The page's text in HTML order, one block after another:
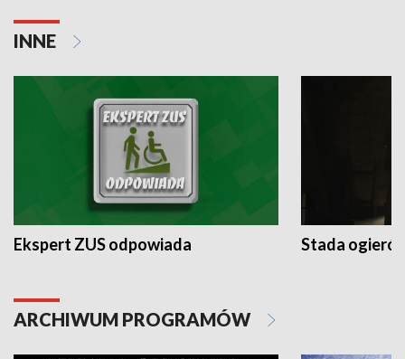
INNE
Ekspert ZUS odpowiada Stada
ARCHIWUM PROGRAMÓW